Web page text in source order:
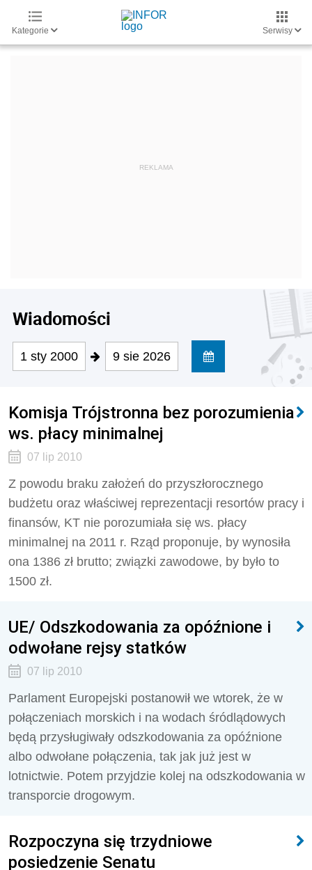
Kategorie Serwisy
Wiadomości
1 sty 2000 9 sie 2026
Komisja Trójstronna bez porozumienia
ws. płacy minimalnej
07 lip 2010
Z powodu braku założeń do przyszłorocznego
budżetu oraz właściwej reprezentacji resortów pracy i
finansów, KT nie porozumiała się ws. płacy
minimalnej na 2011 r. Rząd proponuje, by wynosiła
ona 1386 zł brutto; związki zawodowe, by było to
1500 zł.
UE/ Odszkodowania za opóźnione i
odwołane rejsy statków
07 lip 2010
Parlament Europejski postanowił we wtorek, że w
połączeniach morskich i na wodach śródlądowych
będą przysługiwały odszkodowania za opóźnione
albo odwołane połączenia, tak jak już jest w
lotnictwie. Potem przyjdzie kolej na odszkodowania w
transporcie drogowym.
Rozpoczyna się trzydniowe
posiedzenie Senatu